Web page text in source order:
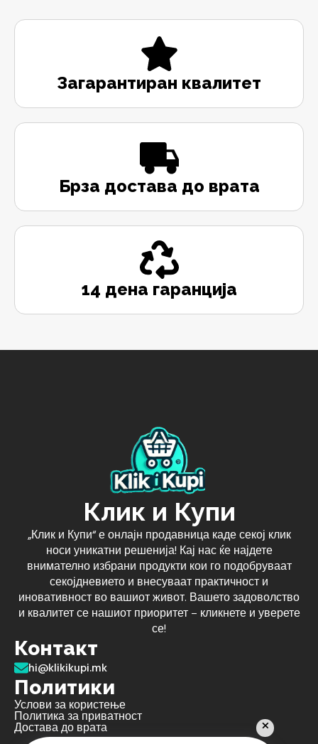
Загарантиран квалитет
Брза достава до врата
14 дена гаранција
Клик и Купи
„Клик и Купи“ е онлајн продавница каде секој клик
носи уникатни решенија! Кај нас ќе најдете
внимателно избрани продукти кои го подобруваат
секојдневието и внесуваат практичност и
иновативност во вашиот живот. Вашето задоволство
и квалитет се нашиот приоритет – кликнете и уверете
се!
Контакт
hi@klikikupi.mk
Политики
Услови за користење
Политика за приватност
Достава до врата